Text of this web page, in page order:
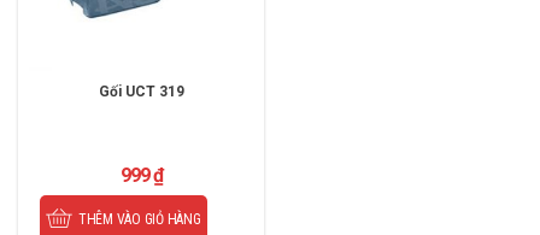
Gối UCT 319
999₫
THÊM VÀO GIỎ HÀNG